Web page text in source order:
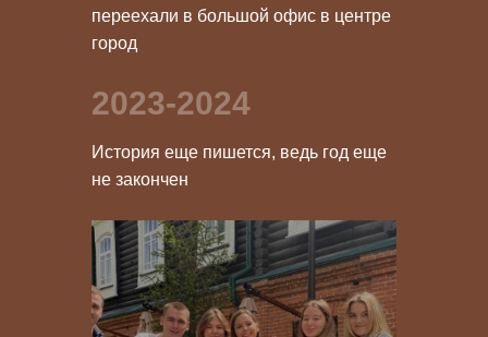
переехали в большой офис в центре
город
2023-2024
История еще пишется, ведь год еще
не закончен